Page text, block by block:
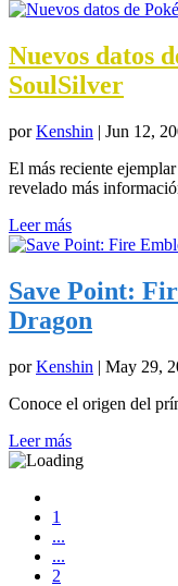
Nuevos datos
SoulSilver
porKenshin | Jun 12,
El más reciente
revelado más
Leer más
Save Point:
Dragon
porKenshin | May 29,
Conoce el origen del
Leer más
1
...
...
2